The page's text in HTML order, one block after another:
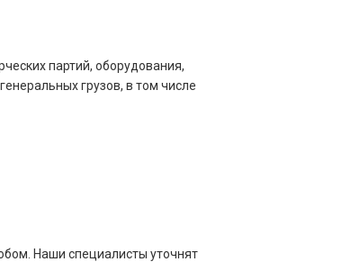
партий, оборудования,
грузов, в том числе
Наши специалисты уточнят